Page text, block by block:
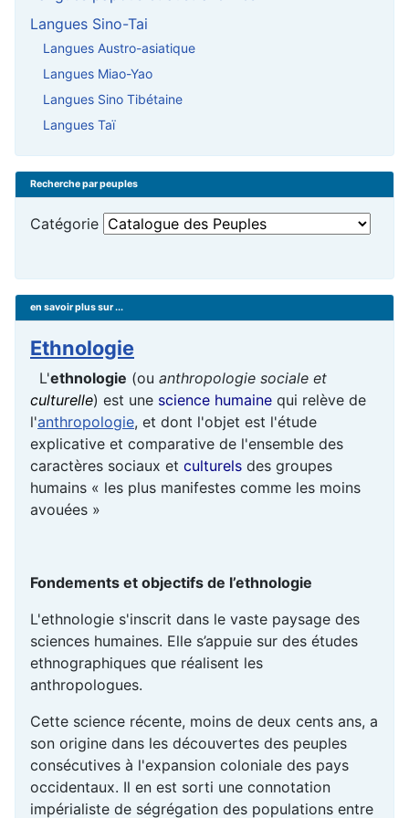
Langues Sino-Tai
Langues Austro-asiatique
Langues Miao-Yao
Langues Sino Tibétaine
Langues Taï
Recherche par peuples
Catégorie
en savoir plus sur ...
Ethnologie
L'ethnologie (ou anthropologie sociale et
culturelle) est une science humaine qui relève de
l'anthropologie, et dont l'objet est l'étude
explicative et comparative de l'ensemble des
caractères sociaux et culturels des groupes
humains « les plus manifestes comme les moins
avouées »
Fondements et objectifs de l’ethnologie
L'ethnologie s'inscrit dans le vaste paysage des
sciences humaines. Elle s’appuie sur des études
ethnographiques que réalisent les
anthropologues.
Cette science récente, moins de deux cents ans, a
son origine dans les découvertes des peuples
consécutives à l'expansion coloniale des pays
occidentaux. Il en est sorti une connotation
impérialiste de ségrégation des populations entre